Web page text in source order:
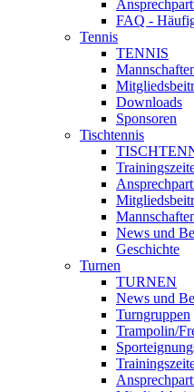
FAQ -
Tennis
TENNIS
Downloads
Sponsoren
Tischtennis
News und
Geschichte
Turnen
TURNEN
News und
Turngruppen
Trampolin/